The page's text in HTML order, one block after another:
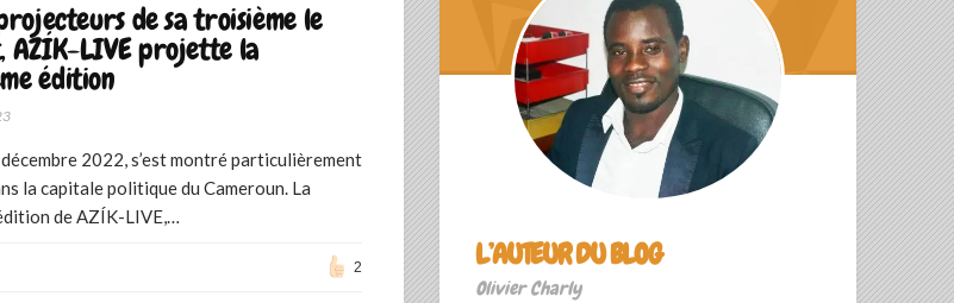
de sa troisième le
AZÍK-LIVE projette la
édition
décembre 2022, s’est montré particulièrement
la capitale politique du Cameroun. La
de AZÍK-LIVE,…
2 L’AUTEUR DU BLOG
Olivier Charly